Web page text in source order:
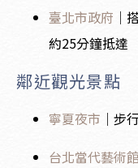
臺北市政府 ｜
約25分鐘抵達
鄰近觀光景點
寧夏夜市 ｜步
台北當代藝術